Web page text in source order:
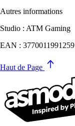
Autres informations
Studio : ATM Gaming
EAN : 3770011991259
Haut de Page